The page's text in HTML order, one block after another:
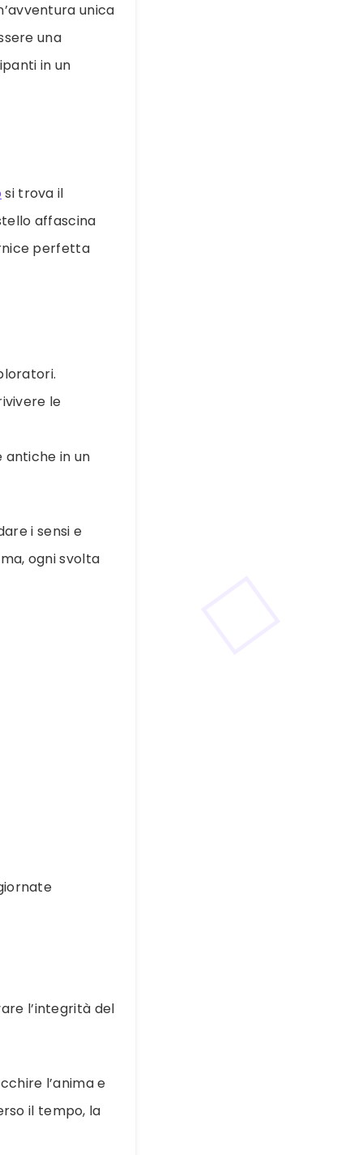
unica
una
in un
si trova il
affascina
perfetta
le
in un
i sensi e
ogni svolta
l’integrità del
l’anima e
il tempo, la